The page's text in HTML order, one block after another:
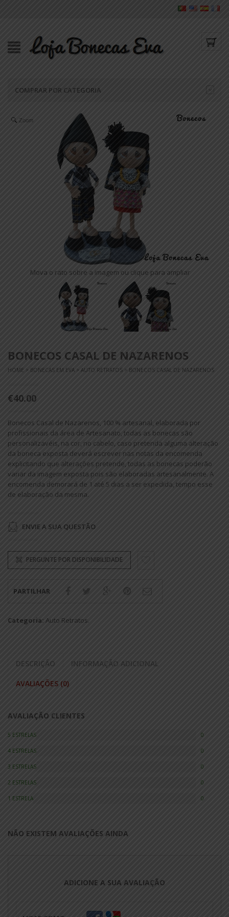
COMPRAR POR CATEGORIA
Zoom
Mova o rato sobre a imagem ou clique para ampliar
BONECOS CASAL DE NAZARENOS
HOME > BONECAS EM EVA > AUTO RETRATOS > BONECOS CASAL DE NAZARENOS
€40.00
Bonecos Casal de Nazarenos, 100 % artesanal, elaborada por
profissionais da área de Artesanato, todas as bonecas são
personalizavéis, na cor, no cabelo, caso pretenda alguma alteração
da boneca exposta deverá escrever nas notas da encomenda
explicitando que alterações pretende, todas as bonecas poderão
variar da imagem exposta pois são elaboradas artesanalmente. A
encomenda demorará de 1 até 5 dias a ser expedida, tempo esse
de elaboração da mesma.
ENVIE A SUA QUESTÃO
PERGUNTE POR DISPONIBILIDADE
PARTILHAR
Categoria: Auto Retratos
DESCRIÇÃO INFORMAÇÃO ADICIONAL
AVALIAÇÕES (0)
AVALIAÇÃO CLIENTES
5 ESTRELAS 0
4 ESTRELAS 0
3 ESTRELAS 0
2 ESTRELAS 0
1 ESTRELA 0
NÃO EXISTEM AVALIAÇÕES AINDA
ADICIONE A SUA AVALIAÇÃO